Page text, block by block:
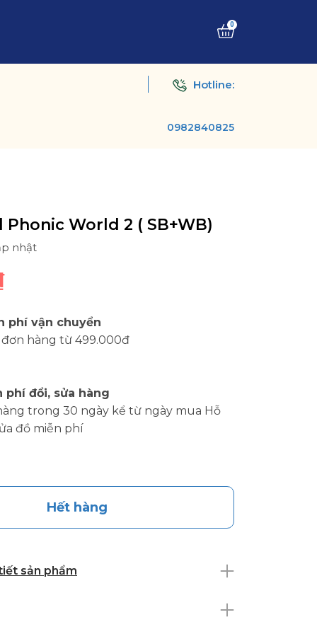
0
Hotline:
0982840825
Phonic World 2 ( SB+WB)
nhật
phí vận chuyển
đơn hàng từ 499.000đ
phí đổi, sửa hàng
trong 30 ngày kể từ ngày mua Hỗ
đồ miễn phí
Hết hàng
sản phẩm